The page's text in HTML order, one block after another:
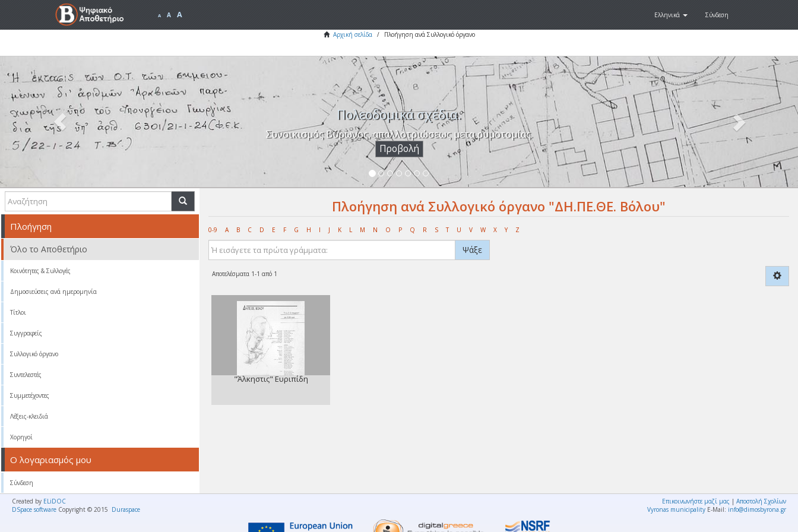
A A A Ελληνικά Σύνδεση
Αρχική σελίδα Πλοήγηση ανά Συλλογικό όργανο
Πολεοδομικά σχέδια.
Συνοικισμός Βύρωνος, απαλλοτριώσεως μετα ρυμοτομίας.
Προβολή
Next
Πλοήγηση ανά Συλλογικό όργανο "ΔΗ.ΠΕ.ΘΕ. Βόλου"
0-9 A B C D E F G H I J K L M N O P Q R S T U V W X Y Z
Ψάξε
Αποτελέσματα 1-1 από 1
"Άλκηστις" Ευριπίδη
Πλοήγηση
Όλο το Αποθετήριο
Κοινότητες & Συλλογές
Δημοσιεύσεις ανά ημερομηνία
Τίτλοι
Συγγραφείς
Συλλογικό όργανο
Συντελεστές
Συμμετέχοντες
Λέξεις-κλειδιά
Χορηγοί
Ο λογαριασμός μου
Σύνδεση
Επικοινωνήστε μαζί μας | Αποστολή Σχολίων
Vyronas municipality E-Mail: info@dimosbyrona.gr
Created by ELiDOC
DSpace software Copyright © 2015 Duraspace